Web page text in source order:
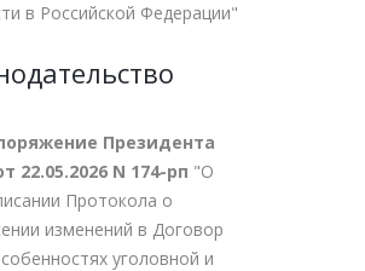
в Российской Федерации"
Президента
22.05.2026 N 174-рп "О
Протокола о
изменений в Договор
уголовной и